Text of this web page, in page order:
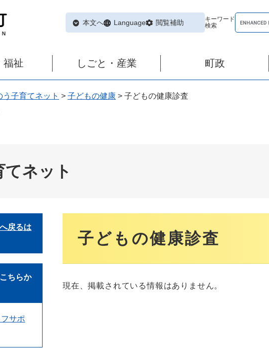
本文へ Language 閲覧補助
キーワード
検索
福祉 しごと・産業 町政
う子育てネット > 子どもの健康 > 子どもの健康診査
てネット
子どもの健康診査
現在、掲載されている情報はありません。
戻るは
ちらか
サポ